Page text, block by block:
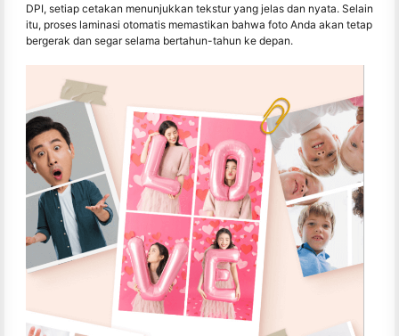
DPI, setiap cetakan menunjukkan tekstur yang jelas dan nyata. Selain
itu, proses laminasi otomatis memastikan bahwa foto Anda akan tetap
bergerak dan segar selama bertahun-tahun ke depan.